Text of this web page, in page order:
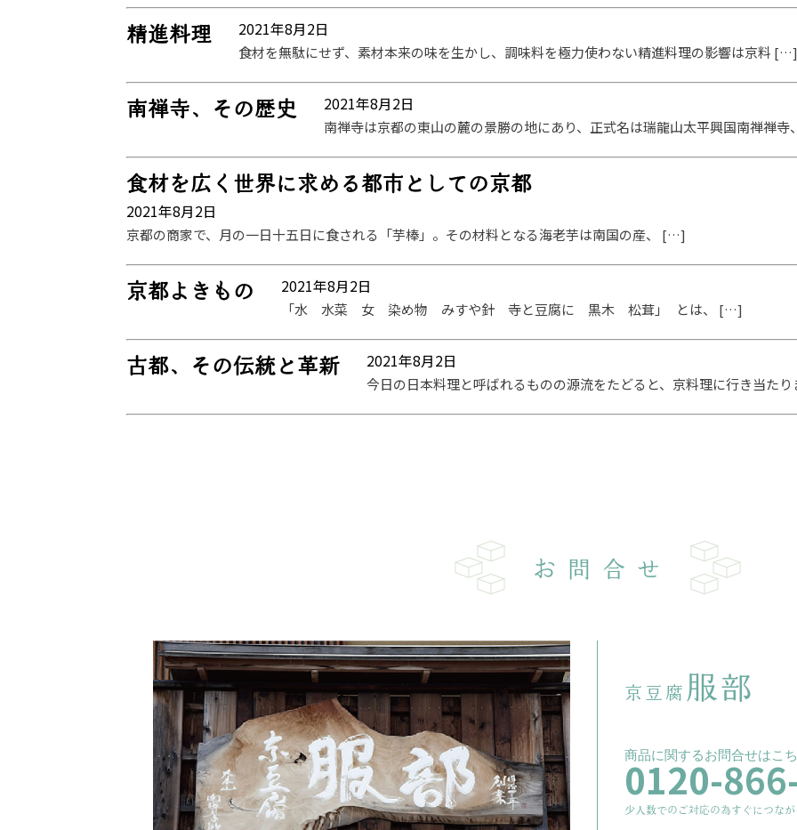
精進料理 2021年8月2日
食材を無駄にせず、素材本来の味を生かし、調味料を極力使わない精進料理の影響は京料 […]
南禅寺、その歴史 2021年8月2日
南禅寺は京都の東山の麓の景勝の地にあり、正式名は瑞龍山太平興国南禅禅
食材を広く世界に求める都市としての京都
2021年8月2日
京都の商家で、月の一日十五日に食される「芋棒」。その材料となる海老芋は南国の産、 […]
京都よきもの 2021年8月2日
「水 水菜 女 染め物 みすや針 寺と豆腐に 黒木 松茸」 とは、 […]
古都、その伝統と革新 2021年8月2日
今日の日本料理と呼ばれるものの源流をたどると、京料理に行き当た
お問合せ
京豆腐 服部
商品に関するお問合せはこ
0120-
少人数でのご対応の為すぐにつなが